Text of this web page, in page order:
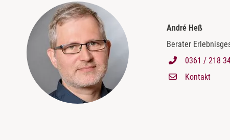
André Heß
Berater
0361 / 218
Kontakt